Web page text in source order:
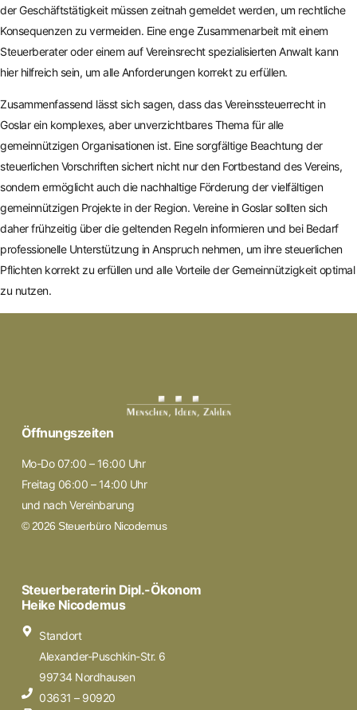
der Geschäftstätigkeit müssen zeitnah gemeldet werden, um rechtliche
Konsequenzen zu vermeiden. Eine enge Zusammenarbeit mit einem
Steuerberater oder einem auf Vereinsrecht spezialisierten Anwalt kann
hier hilfreich sein, um alle Anforderungen korrekt zu erfüllen.
Zusammenfassend lässt sich sagen, dass das Vereinssteuerrecht in
Goslar ein komplexes, aber unverzichtbares Thema für alle
gemeinnützigen Organisationen ist. Eine sorgfältige Beachtung der
steuerlichen Vorschriften sichert nicht nur den Fortbestand des Vereins,
sondern ermöglicht auch die nachhaltige Förderung der vielfältigen
gemeinnützigen Projekte in der Region. Vereine in Goslar sollten sich
daher frühzeitig über die geltenden Regeln informieren und bei Bedarf
professionelle Unterstützung in Anspruch nehmen, um ihre steuerlichen
Pflichten korrekt zu erfüllen und alle Vorteile der Gemeinnützigkeit optimal
zu nutzen.
Öffnungszeiten
Mo-Do 07:00 – 16:00 Uhr
Freitag 06:00 – 14:00 Uhr
und nach Vereinbarung
© 2026 Steuerbüro Nicodemus
Steuerberaterin Dipl.-Ökonom
Heike Nicodemus
Standort
Alexander-Puschkin-Str. 6
99734 Nordhausen
03631 – 90920